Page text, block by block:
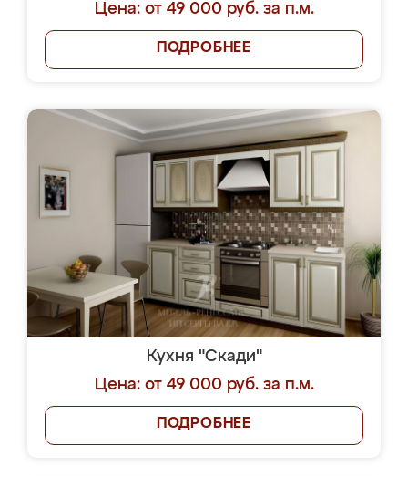
Цена: от 49 000 руб. за п.м.
ПОДРОБНЕЕ
Кухня "Скади"
Цена: от 49 000 руб. за п.м.
ПОДРОБНЕЕ